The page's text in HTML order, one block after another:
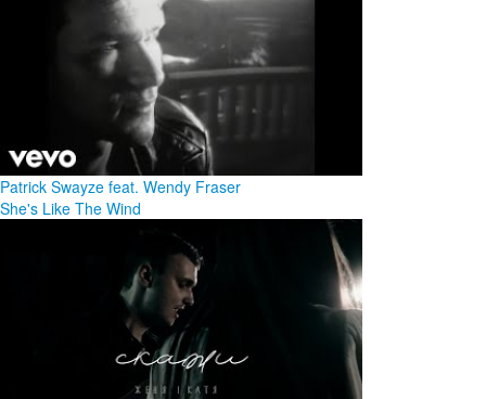
Patrick Swayze feat. Wendy Fraser
She's Like The Wind